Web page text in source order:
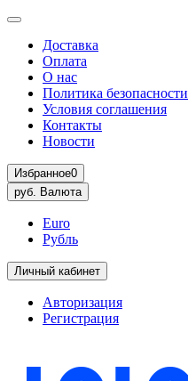
Доставка
Оплата
О нас
Политика безопасности
Условия соглашения
Контакты
Новости
Избранное0
руб. Валюта
Euro
Рубль
Личный кабинет
Авторизация
Регистрация